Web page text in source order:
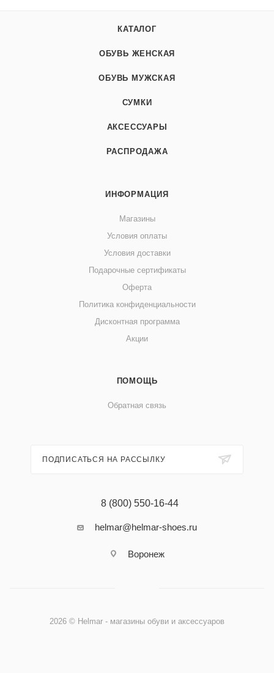
КАТАЛОГ
ОБУВЬ ЖЕНСКАЯ
ОБУВЬ МУЖСКАЯ
СУМКИ
АКСЕССУАРЫ
РАСПРОДАЖА
ИНФОРМАЦИЯ
Магазины
Условия оплаты
Условия доставки
Подарочные сертификаты
Оферта
Политика конфиденциальности
Дисконтная программа
Акции
ПОМОЩЬ
Обратная связь
ПОДПИСАТЬСЯ НА РАССЫЛКУ
8 (800) 550-16-44
helmar@helmar-shoes.ru
Воронеж
2026 © Helmar - магазины обуви и аксессуаров